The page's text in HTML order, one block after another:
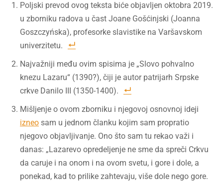
Poljski prevod ovog teksta biće objavljen oktobra 2019.
u zborniku radova u čast Joane Gošćinjski (Joanna
Goszczyńska), profesorke slavistike na Varšavskom
univerzitetu.
Najvažniji među ovim spisima je „Slovo pohvalno
knezu Lazaru“ (1390?), čiji je autor patrijarh Srpske
crkve Danilo III (1350-1400).
Mišljenje o ovom zborniku i njegovoj osnovnoj ideji
izneo sam u jednom članku kojim sam propratio
njegovo objavljivanje. Ono što sam tu rekao važi i
danas: „Lazarevo opredeljenje ne sme da spreči Crkvu
da caruje i na onom i na ovom svetu, i gore i dole, a
ponekad, kad to prilike zahtevaju, više dole nego gore.